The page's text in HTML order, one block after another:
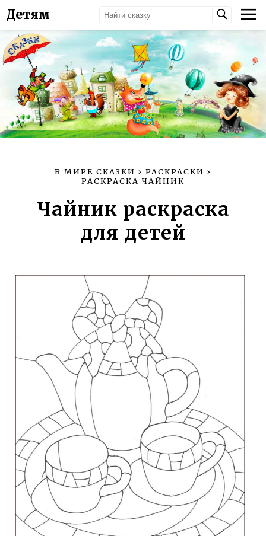
Детям
В МИРЕ СКАЗКИ › РАСКРАСКИ ›
РАСКРАСКА ЧАЙНИК
Чайник раскраска
для детей